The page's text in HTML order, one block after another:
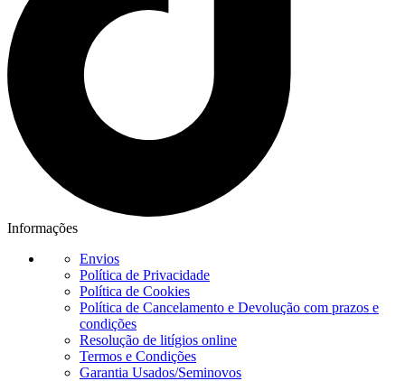
Informações
Envios
Política de Privacidade
Política de Cookies
Política de Cancelamento e Devolução com prazos e
condições
Resolução de litígios online
Termos e Condições
Garantia Usados/Seminovos